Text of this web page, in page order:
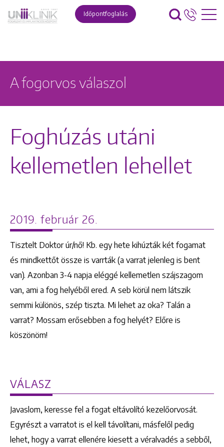
Időpontfoglalás
A fogorvos válaszol
Foghúzás utáni
kellemetlen lehellet
2019. február 26.
Tisztelt Doktor úr/nő! Kb. egy hete kihúzták két fogamat
és mindkettőt össze is varrták (a varrat jelenleg is bent
van). Azonban 3-4 napja eléggé kellemetlen szájszagom
van, ami a fog helyéből ered. A seb körül nem látszik
semmi különös, szép tiszta. Mi lehet az oka? Talán a
varrat? Mossam erősebben a fog helyét? Előre is
köszönöm!
VÁLASZ
Javaslom, keresse fel a fogat eltávolító kezelőorvosát.
Egyrészt a varratot is el kell távolítani, másfelől pedig
lehet, hogy a varrat ellenére kiesett a véralvadés a sebből,